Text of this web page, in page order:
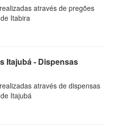
através de pregões
Itabira
Itajubá - Dispensas
através de dispensas
Itajubá